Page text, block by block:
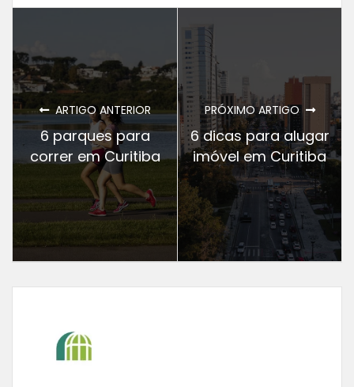
ARTIGO ANTERIOR
6 parques para
correr em Curitiba
PRÓXIMO ARTIGO
6 dicas para alugar
imóvel em Curitiba